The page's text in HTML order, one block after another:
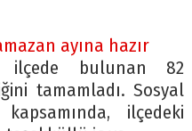
ayına hazır
ilçede bulunan 82
tamamladı. Sosyal
ilçedeki